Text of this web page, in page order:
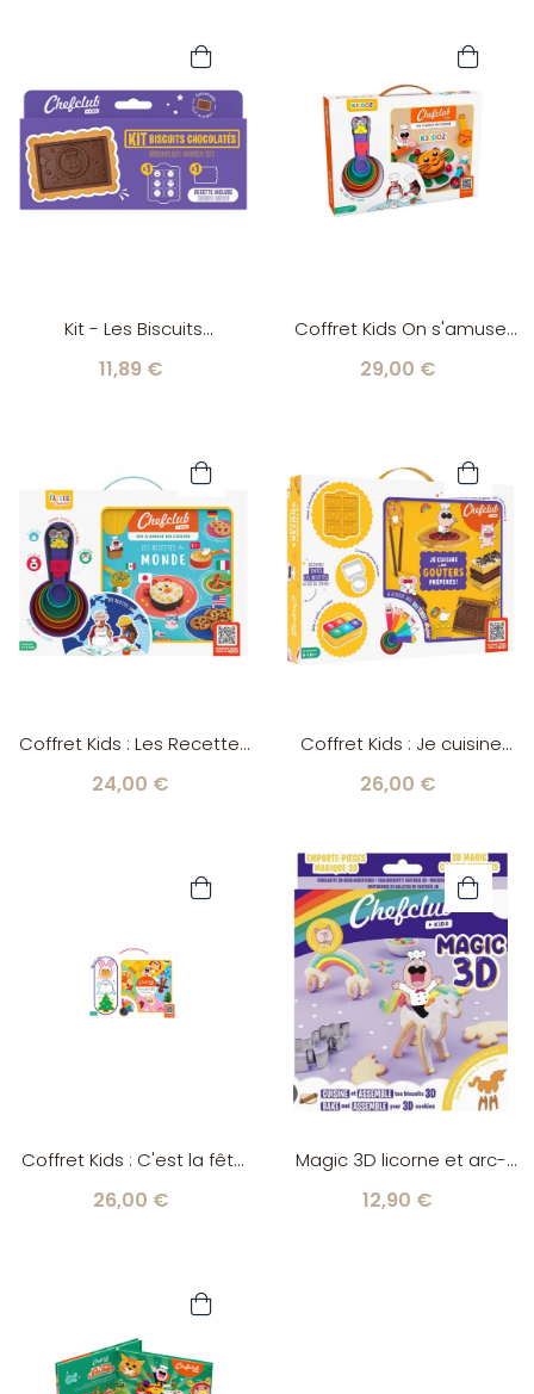
Kit - Les Biscuits
11,89 €
Coffret Kids On s'amuse
Tasses Chefclub
29,00 €
Coffret Kids : Les Recettes
24,00 €
Coffret Kids : Je cuisine
Chefclub
26,00 €
Coffret Kids : C'est la fête
26,00 €
Magic 3D licorne et arc-
12,90 €